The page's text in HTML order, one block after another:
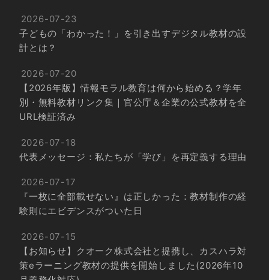
2026-07-23
子どもの「わかった！」を引き出すデジタル教材の設
計とは？
2026-07-20
【2026年版】情報モラル教育は何から始める？学年
別・無料教材リンク集｜官公庁＆企業の公式教材を全
URL検証済み
2026-07-18
代表メッセージ：私たちが「学び」を再定義する理由
2026-07-17
『一枚に全部載せない』は正しかった：教材制作の経
験則にエビデンスがついた日
2026-07-15
【お知らせ】クオーク株式会社と提携し、カスハラ対
策eラーニング教材の提供を開始しました(2026年10